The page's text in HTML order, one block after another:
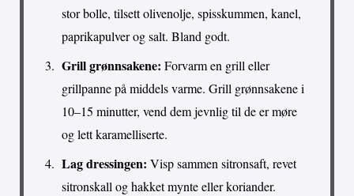
stor bolle, tilsett olivenolje, spisskummen, kanel,
paprikapulver og salt. Bland godt.
Grill grønnsakene: Forvarm en grill eller
grillpanne på middels varme. Grill grønnsakene i
10–15 minutter, vend dem jevnlig til de er møre
og lett karamelliserte.
Lag dressingen: Visp sammen sitronsaft, revet
sitronskall og hakket mynte eller koriander.